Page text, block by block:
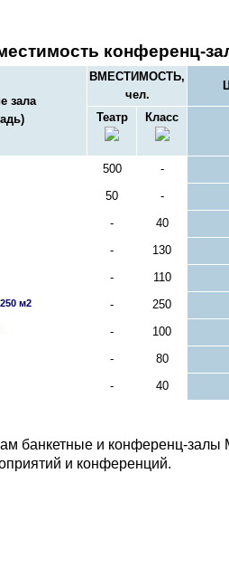
конференц-
зала
ВМЕСТИМОСТЬ,
чел.
Театр Класс
500 -
50 -
- 40
- 130
- 110
250 м2 - 250
- 100
- 80
- 40
банкетные и конференц-залы
и конференций.